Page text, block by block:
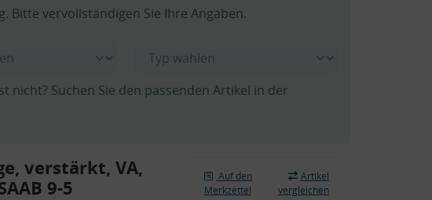
Bitte vervollständigen Sie Ihre Angaben.
nicht? Suchen Sie den passenden Artikel in der
verstärkt, VA,
9-5
Auf den
Merkzettel
Artikel
vergleichen